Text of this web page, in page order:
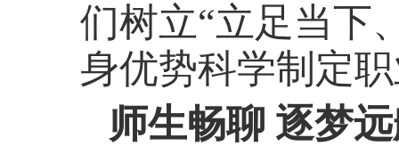
们树立“立足当下
身优势科学制定
师生畅聊 逐梦